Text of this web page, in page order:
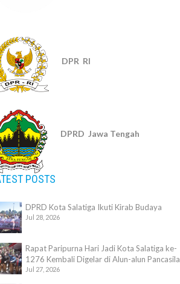
DPR RI
DPRD Jawa Tengah
POSTS
DPRD Kota Salatiga Ikuti Kirab Budaya
Jul 28, 2026
Rapat Paripurna Hari Jadi Kota Salatiga ke-
1276 Kembali Digelar di Alun-alun Pancasila
Jul 27, 2026